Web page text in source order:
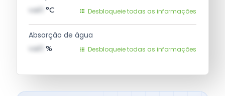
val1 °C Desbloqueie todas as informações
Absorção de água
val1 % Desbloqueie todas as informações